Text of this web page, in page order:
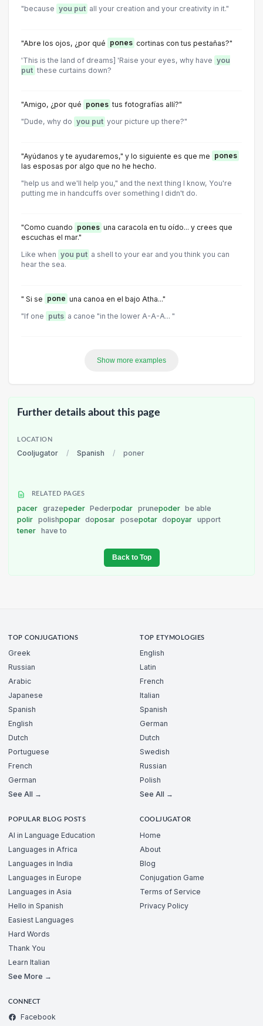
"because you put all your creation and your creativity in it."
"Abre los ojos, ¿por qué pones cortinas con tus pestañas?"
'This is the land of dreams] 'Raise your eyes, why have you
put these curtains down?
"Amigo, ¿por qué pones tus fotografías allí?"
"Dude, why do you put your picture up there?"
"Ayúdanos y te ayudaremos," y lo siguiente es que me pones
las esposas por algo que no he hecho.
"help us and we'll help you," and the next thing I know, You're
putting me in handcuffs over something I didn't do.
"Como cuando pones una caracola en tu oído... y crees que
escuchas el mar."
Like when you put a shell to your ear and you think you can
hear the sea.
" Si se pone una canoa en el bajo Atha..."
"If one puts a canoe "in the lower A-A-A... "
Show more examples
Further details about this page
LOCATION
Cooljugator / Spanish / poner
RELATED PAGES
pacer grazepeder Pederpodar prunepoder be able
polir polishpopar doposar posepotar dopoyar upport
tener have to
Back to Top
TOP CONJUGATIONS
Greek
Russian
Arabic
Japanese
Spanish
English
Dutch
Portuguese
French
German
See All →
TOP ETYMOLOGIES
English
Latin
French
Italian
Spanish
German
Dutch
Swedish
Russian
Polish
See All →
POPULAR BLOG POSTS
AI in Language Education
Languages in Africa
Languages in India
Languages in Europe
Languages in Asia
Hello in Spanish
Easiest Languages
Hard Words
Thank You
Learn Italian
See More →
COOLJUGATOR
Home
About
Blog
Conjugation Game
Terms of Service
Privacy Policy
CONNECT
Facebook